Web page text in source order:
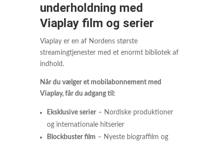
underholdning med
Viaplay film og serier
Viaplay er en af Nordens største
streamingtjenester med et enormt bibliotek af
indhold.
Når du vælger et mobilabonnement med
Viaplay, får du adgang til:
Eksklusive serier– Nordiske produktioner
og internationale hitserier
Blockbuster film – Nyeste biograffilm og